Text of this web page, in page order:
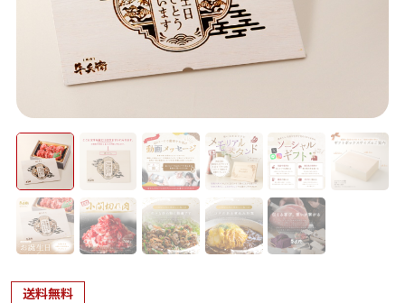
送料無料